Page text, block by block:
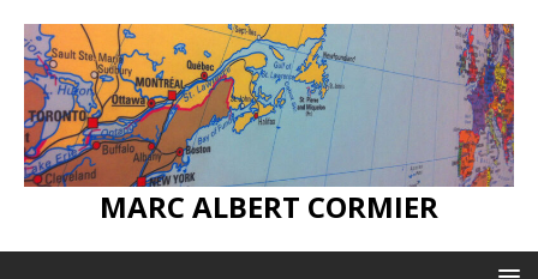
MARC ALBERT CORMIER